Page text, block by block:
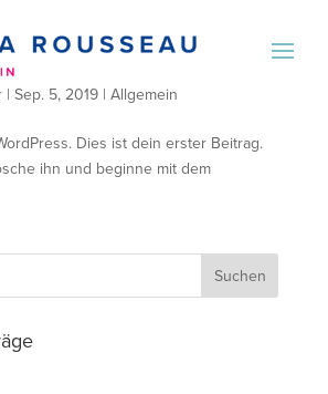
| Sep. 5, 2019| Allgemein
Dies ist dein erster Beitrag.
ihn und beginne mit dem